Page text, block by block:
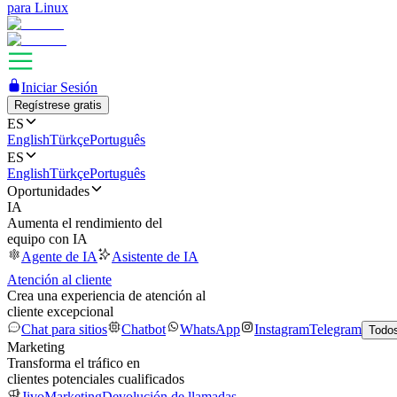
para Linux
Iniciar Sesión
Regístrese gratis
ES
EnglishTürkçePortuguês
ES
EnglishTürkçePortuguês
Oportunidades
IA
Aumenta el rendimiento del
equipo con IA
Agente de IA
Asistente de IA
Atención al cliente
Crea una experiencia de atención al
cliente excepcional
Chat para sitios
Chatbot WhatsApp InstagramTelegram
Marketing
Transforma el tráfico en
clientes potenciales cualificados